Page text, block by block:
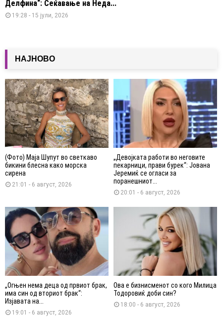
Делфина“: Сеќавање на Неда...
19:28 - 15 јули, 2026
НАЈНОВО
(Фото) Маја Шупут во светкаво
бикини блесна како морска
сирена
21:01 - 6 август, 2026
„Девојката работи во неговите
пекарници, прави бурек“: Јована
Јеремиќ се огласи за
поранешниот...
20:01 - 6 август, 2026
„Огњен нема деца од првиот брак,
има син од вториот брак“:
Изјавата на...
19:01 - 6 август, 2026
Ова е бизнисменот со кого Милица
Тодоровиќ доби син?
18:00 - 6 август, 2026